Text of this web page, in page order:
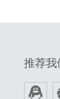
推荐我